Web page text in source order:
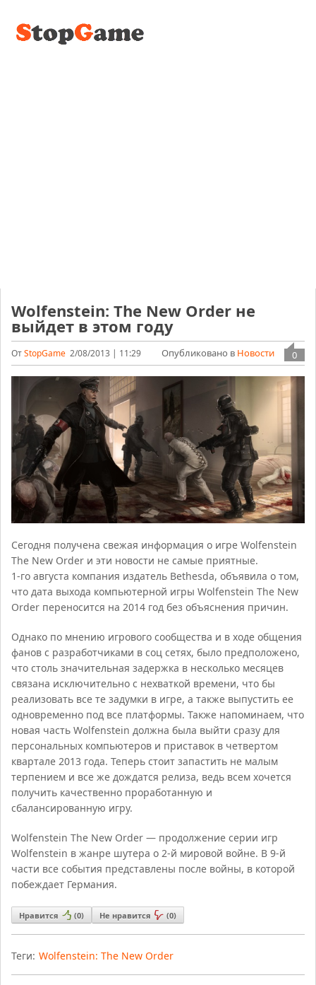
Wolfenstein: The New Order не
выйдет в этом году
ОтStopGame 2/08/2013 | 11:29 0
Опубликовано в Новости
Сегодня получена свежая информация о игре Wolfenstein
The New Order и эти новости не самые приятные.
1-го августа компания издатель Bethesda, объявила о том,
что дата выхода компьютерной игры Wolfenstein The New
Order переносится на 2014 год без объяснения причин.
Однако по мнению игрового сообщества и в ходе общения
фанов с разработчиками в соц сетях, было предположено,
что столь значительная задержка в несколько месяцев
связана исключительно с нехваткой времени, что бы
реализовать все те задумки в игре, а также выпустить ее
одновременно под все платформы. Также напоминаем, что
новая часть Wolfenstein должна была выйти сразу для
персональных компьютеров и приставок в четвертом
квартале 2013 года. Теперь стоит запастить не малым
терпением и все же дождатся релиза, ведь всем хочется
получить качественно проработанную и
сбалансированную игру.
Wolfenstein The New Order — продолжение серии игр
Wolfenstein в жанре шутера о 2-й мировой войне. В 9-й
части все события представлены после войны, в которой
побеждает Германия.
Нравится (0) Не нравится (0)
Теги: Wolfenstein: The New Order